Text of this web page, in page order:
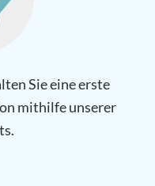
Sie eine erste
mithilfe unserer